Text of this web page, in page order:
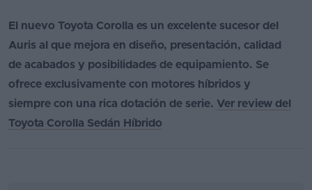
El nuevo Toyota Corolla es un excelente sucesor del
Auris al que mejora en diseño, presentación, calidad
de acabados y posibilidades de equipamiento. Se
ofrece exclusivamente con motores híbridos y
siempre con una rica dotación de serie. Ver review del
Toyota Corolla Sedán Híbrido